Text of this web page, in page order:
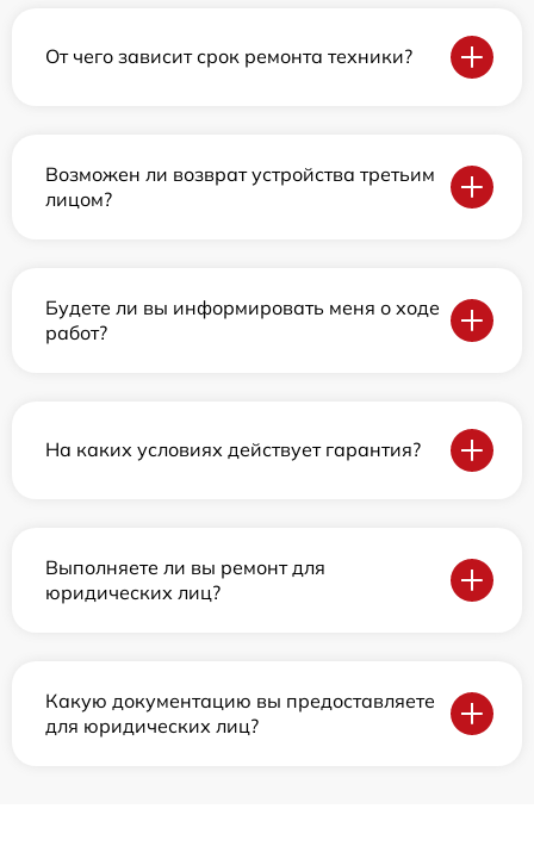
От чего зависит срок ремонта техники?
Возможен ли возврат устройства третьим
лицом?
Будете ли вы информировать меня о ходе
работ?
На каких условиях действует гарантия?
Выполняете ли вы ремонт для
юридических лиц?
Какую документацию вы предоставляете
для юридических лиц?